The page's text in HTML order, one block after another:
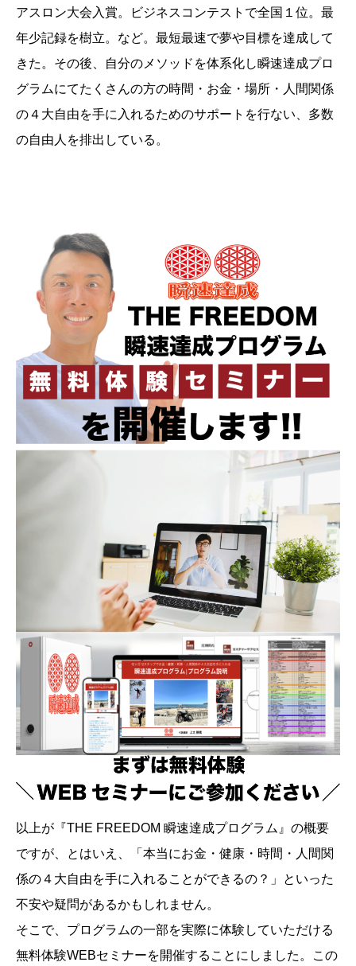
アスロン大会入賞。ビジネスコンテストで全国１位。最
年少記録を樹立。など。最短最速で夢や目標を達成して
きた。その後、自分のメソッドを体系化し瞬速達成プロ
グラムにてたくさんの方の時間・お金・場所・人間関係
の４大自由を手に入れるためのサポートを行ない、多数
の自由人を排出している。
以上が『THE FREEDOM 瞬速達成プログラム』の概要
ですが、とはいえ、「本当にお金・健康・時間・人間関
係の４大自由を手に入れることができるの？」といった
不安や疑問があるかもしれません。
そこで、プログラムの一部を実際に体験していただける
無料体験WEBセミナーを開催することにしました。この